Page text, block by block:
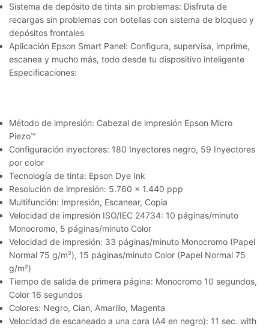
Sistema de depósito de tinta sin problemas: Disfruta de
recargas sin problemas con botellas con sistema de bloqueo y
depósitos frontales
Aplicación Epson Smart Panel: Configura, supervisa, imprime,
escanea y mucho más, todo desde tu dispositivo inteligente
Especificaciones:
Método de impresión: Cabezal de impresión Epson Micro
Piezo™
Configuración inyectores: 180 Inyectores negro, 59 Inyectores
por color
Tecnología de tinta: Epson Dye Ink
Resolución de impresión: 5.760 x 1.440 ppp
Multifunción: Impresión, Escanear, Copia
Velocidad de impresión ISO/IEC 24734: 10 páginas/minuto
Monocromo, 5 páginas/minuto Color
Velocidad de impresión: 33 páginas/minuto Monocromo (Papel
Normal 75 g/m²), 15 páginas/minuto Color (Papel Normal 75
g/m²)
Tiempo de salida de primera página: Monocromo 10 segundos,
Color 16 segundos
Colores: Negro, Cian, Amarillo, Magenta
Velocidad de escaneado a una cara (A4 en negro): 11 sec. with